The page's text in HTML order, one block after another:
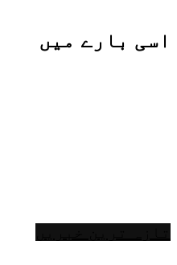
اسی بارے میں